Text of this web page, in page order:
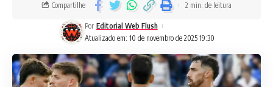
Atualizado em: 10 de novembro de 2025 19:30
Por Editorial Web Flush
Compartilhe 2 min. de leitura